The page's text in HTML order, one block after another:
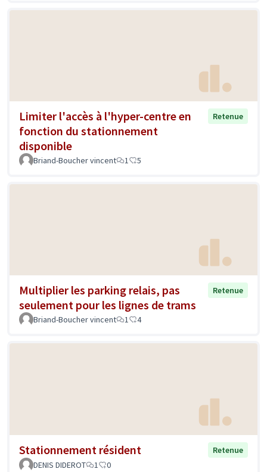
Limiter l'accès à l'hyper-centre en
fonction du stationnement
disponible
Retenue
Briand-Boucher vincent 1 5
Multiplier les parking relais, pas
seulement pour les lignes de trams
Retenue
Briand-Boucher vincent 1 4
Stationnement résident
Retenue
DENIS DIDEROT
1 0